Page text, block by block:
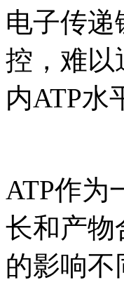
电子传递
控，难以
内ATP水
ATP作为
长和产物
的影响不